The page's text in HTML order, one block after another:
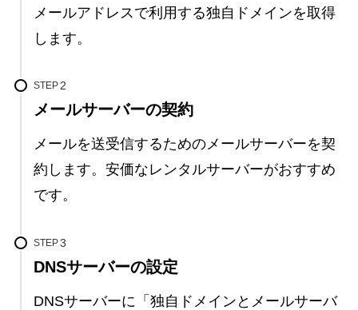
メールアドレスで利用する独自ドメインを取得
します。
STEP
メールサーバーの契約
メールを送受信するためのメールサーバーを契
約します。安価なレンタルサーバーがおすすめ
です。
STEP
DNSサーバーの設定
DNSサーバーに「独自ドメインとメールサーバ